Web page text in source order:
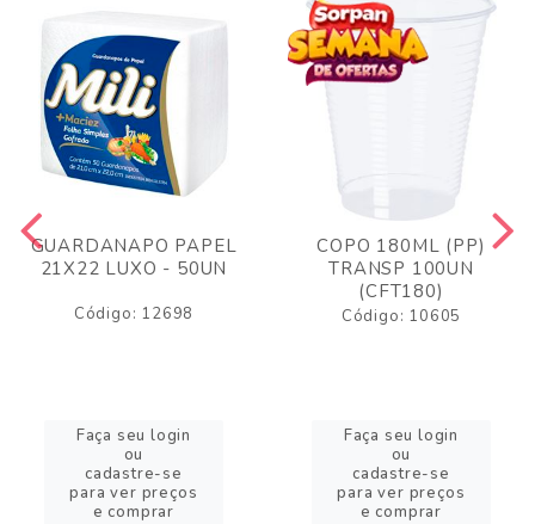
GUARDANAPO PAPEL
21X22 LUXO - 50UN
Código: 12698
Faça seu login
ou
cadastre-se
para ver preços
e comprar
COPO 180ML (PP)
TRANSP 100UN
(CFT180)
Código: 10605
Faça seu login
ou
cadastre-se
para ver preços
e comprar